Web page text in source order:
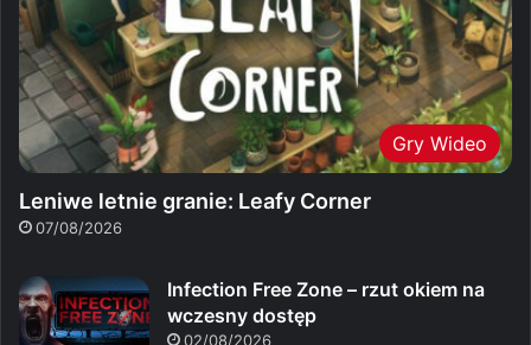
Gry Wideo
Leniwe letnie granie: Leafy Corner
07/08/2026
Infection Free Zone – rzut okiem na
wczesny dostęp
02/08/2026